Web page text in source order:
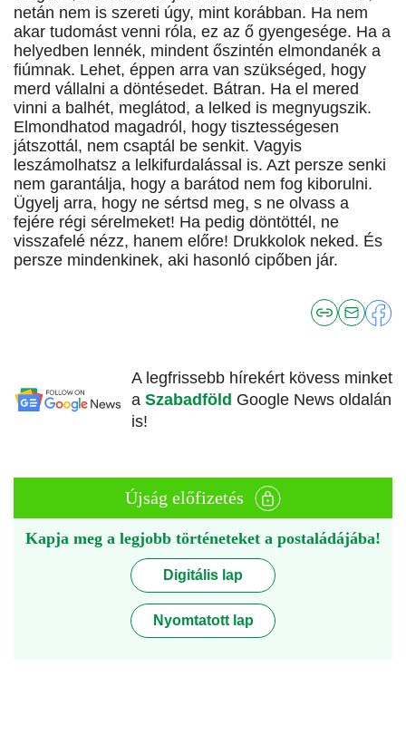
netán nem is szereti úgy, mint korábban. Ha nem
akar tudomást venni róla, ez az ő gyengesége. Ha a
helyedben lennék, mindent őszintén elmondanék a
fiúmnak. Lehet, éppen arra van szükséged, hogy
merd vállalni a döntésedet. Bátran. Ha el mered
vinni a balhét, meglátod, a lelked is megnyugszik.
Elmondhatod magadról, hogy tisztességesen
játszottál, nem csaptál be senkit. Vagyis
leszámolhatsz a lelkifurdalással is. Azt persze senki
nem garantálja, hogy a barátod nem fog kiborulni.
Ügyelj arra, hogy ne sértsd meg, s ne olvass a
fejére régi sérelmeket! Ha pedig döntöttél, ne
visszafelé nézz, hanem előre! Drukkolok neked. És
persze mindenkinek, aki hasonló cipőben jár.
A legfrissebb hírekért kövess minket
a Szabadföld Google News oldalán
is!
Újság előfizetés
Kapja meg a legjobb történeteket a postaládájába!
Digitális lap
Nyomtatott lap